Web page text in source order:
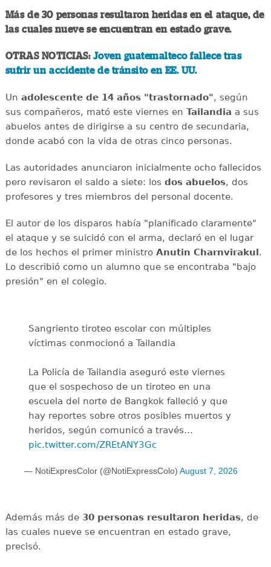
Más de 30 personas resultaron heridas en el ataque, de
las cuales nueve se encuentran en estado grave.
OTRAS NOTICIAS: Joven guatemalteco fallece tras
sufrir un accidente de tránsito en EE. UU.
Un adolescente de 14 años "trastornado", según
sus compañeros, mató este viernes en Tailandia a sus
abuelos antes de dirigirse a su centro de secundaria,
donde acabó con la vida de otras cinco personas.
Las autoridades anunciaron inicialmente ocho fallecidos
pero revisaron el saldo a siete: los dos abuelos, dos
profesores y tres miembros del personal docente.
El autor de los disparos había "planificado claramente"
el ataque y se suicidó con el arma, declaró en el lugar
de los hechos el primer ministro Anutin Charnvirakul.
Lo describió como un alumno que se encontraba "bajo
presión" en el colegio.
Sangriento tiroteo escolar con múltiples
víctimas conmocionó a Tailandia
La Policía de Tailandia aseguró este viernes
que el sospechoso de un tiroteo en una
escuela del norte de Bangkok falleció y que
hay reportes sobre otros posibles muertos y
heridos, según comunicó a través…
pic.twitter.com/ZREtANY3Gc
— NotiExpresColor (@NotiExpressColo) August 7, 2026
Además más de 30 personas resultaron heridas, de
las cuales nueve se encuentran en estado grave,
precisó.